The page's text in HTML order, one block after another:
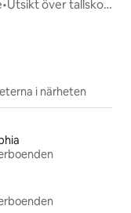
över tallskog
i närheten